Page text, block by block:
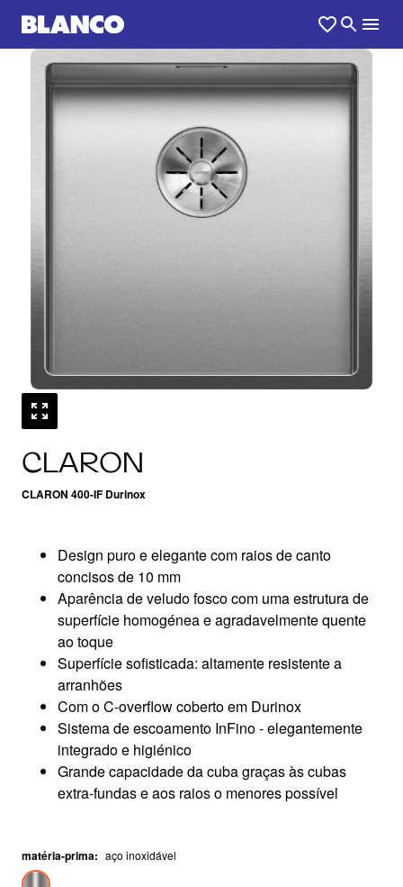
CLARON
CLARON 400-IF Durinox
1 / 0
Design puro e elegante com raios de canto
concisos de 10 mm
Aparência de veludo fosco com uma estrutura de
superfície homogénea e agradavelmente quente
ao toque
Superfície sofisticada: altamente resistente a
arranhões
Com o C-overflow coberto em Durinox
Sistema de escoamento InFino - elegantemente
integrado e higiénico
Grande capacidade da cuba graças às cubas
extra-fundas e aos raios o menores possível
matéria-prima: aço inoxidável